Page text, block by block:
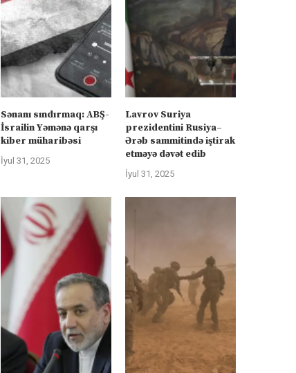
Sənanı sındırmaq: ABŞ-
İsrailin Yəmənə qarşı
kiber müharibəsi
İyul 31, 2025
Lavrov Suriya
prezidentini Rusiya–
Ərəb sammitində iştirak
etməyə dəvət edib
İyul 31, 2025